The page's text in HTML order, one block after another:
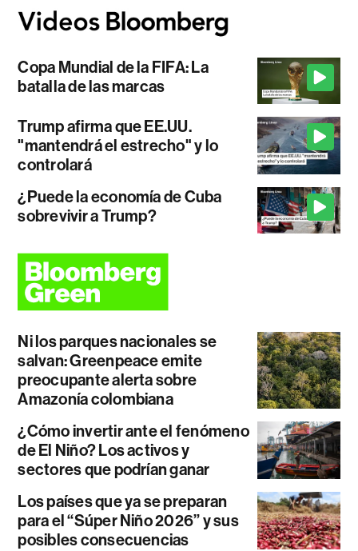
Copa Mundial de la FIFA: La
batalla de las marcas
Trump afirma que EE.UU.
"mantendrá el estrecho" y lo
controlará
¿Puede la economía de Cuba
sobrevivir a Trump?
Ni los parques nacionales se
salvan: Greenpeace emite
preocupante alerta sobre
Amazonía colombiana
¿Cómo invertir ante el fenómeno
de El Niño? Los activos y
sectores que podrían ganar
Los países que ya se preparan
para el “Súper Niño 2026” y sus
posibles consecuencias